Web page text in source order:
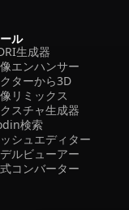
ル
生成器
エンハンサー
ターから3D
リミックス
スチャ生成器
検索
シュエディター
ルビューアー
コンバーター